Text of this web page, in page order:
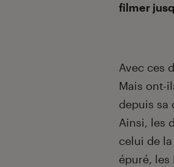
filmer
Avec ces
Mais ont-
depuis sa
Ainsi, les
celui de
épuré, les